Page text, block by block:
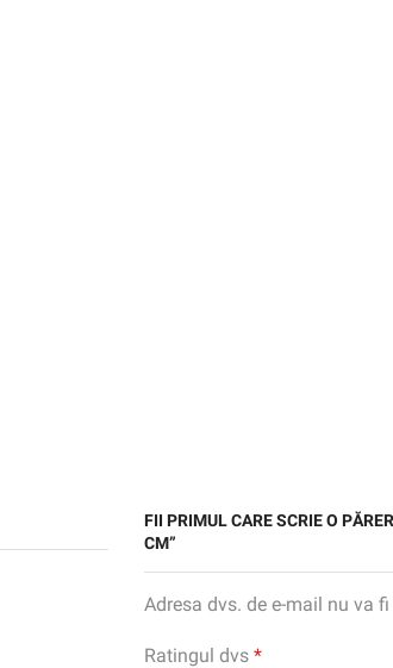
FII PRIMUL CARE SCRIE O
CM”
Adresa dvs. de e-mail nu va
Ratingul dvs *